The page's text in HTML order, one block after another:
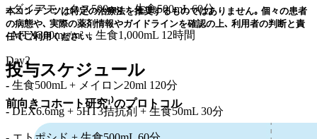
-ダイアモックス500mg + 生食500mL 60分
-MTX300mg/m² + 生食1,000mL 12時間
Day2
- 生食500mL + メイロン20ml 120分
-DEX6.6mg + 5HT3拮抗剤 + 生食50mL 30分
本コンテンツは特定の治療法を推奨するものではありません｡ 個々の患者
の病態や､ 実際の薬剤情報やガイドラインを確認の上､ 利用者の判断と責
任でご利用ください｡
投与スケジュール
前向きコホート研究¹⁾のプロトコル